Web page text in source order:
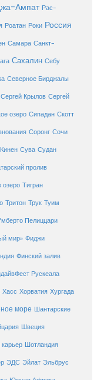
Ампат Рас-
Роатан Роки Россия
Самара Санкт-
Сахалин Себу
Северное Бирджалы
Сергей Крылов Сергей
озеро Сипадан Скотт
Соронг Сочи
Сува Судан
пролив
озеро Тигран
Тритон Трук Туим
Пелиццари
мир» Фиджи
Финский залив
Рускеала
Хасс Хорватия Хургада
море Шантарские
Швеция
Шотландия
ЭДС Эйлат Эльбрус